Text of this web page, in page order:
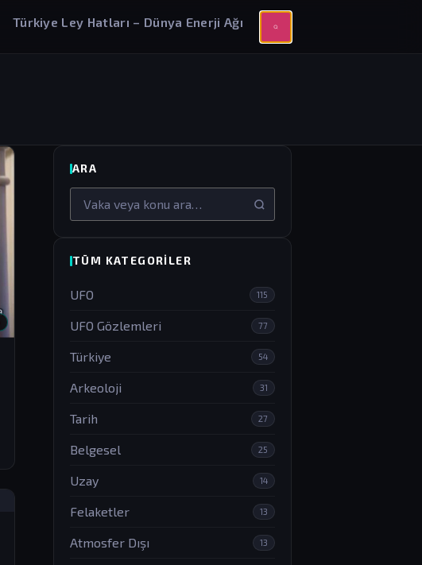
Türkiye Ley Hatları – Dünya Enerji Ağı
ARA
Arama
TÜM KATEGORILER
UFO 115
UFO Gözlemleri 77
Türkiye 54
Arkeoloji 31
Tarih 27
Belgesel 25
Uzay 14
Felaketler 13
Atmosfer Dışı 13